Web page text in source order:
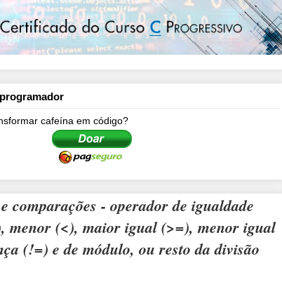
cafeína em código?
comparações - operador de igualdade
menor (<), maior igual (>=), menor igual
(!=) e de módulo, ou resto da divisão